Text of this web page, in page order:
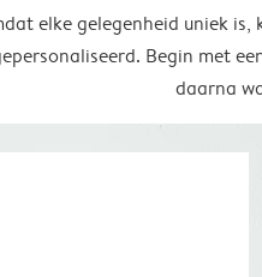
elke gelegenheid uniek
Begin met
daarna